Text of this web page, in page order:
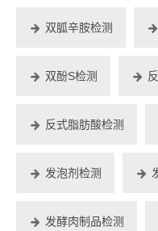
双胍辛胺检测
双酚S检测
反式脂肪酸检测
发泡剂检测
发酵肉制品检测